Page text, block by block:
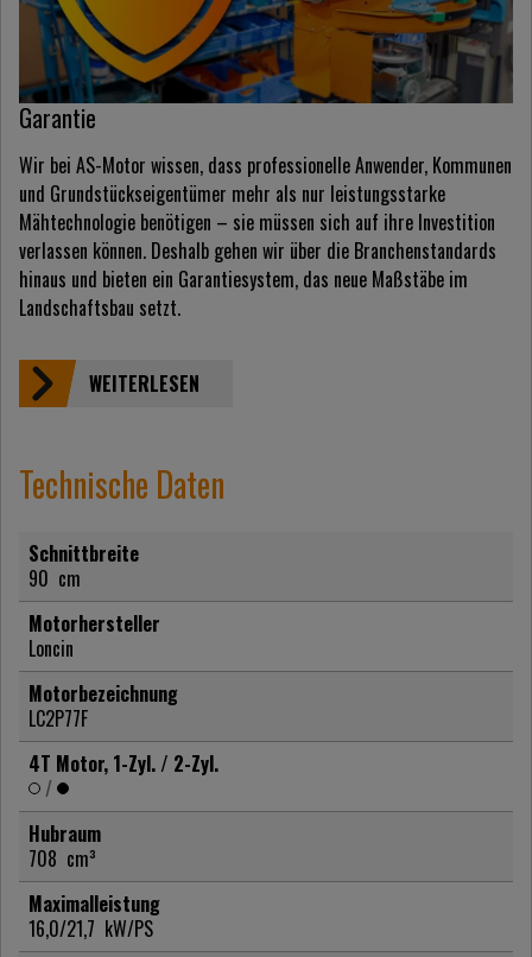
Garantie
Wir bei AS-Motor wissen, dass professionelle Anwender, Kommunen
und Grundstückseigentümer mehr als nur leistungsstarke
Mähtechnologie benötigen – sie müssen sich auf ihre Investition
verlassen können. Deshalb gehen wir über die Branchenstandards
hinaus und bieten ein Garantiesystem, das neue Maßstäbe im
Landschaftsbau setzt.
WEITERLESEN
Technische Daten
Schnittbreite
90 cm
Motorhersteller
Loncin
Motorbezeichnung
LC2P77F
4T Motor, 1-Zyl. / 2-Zyl.
/
Hubraum
708 cm³
Maximalleistung
16,0/21,7 kW/PS